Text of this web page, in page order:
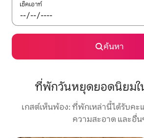
เช็คเอาท์
ค้นหา
ที่พักวันหยุดยอดนิยมใ
เกสต์เห็นพ้อง: ที่พักเหล่านี้ได้รับคะ
ความสะอาด และอื่น